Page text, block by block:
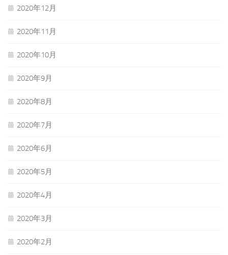
2020年12月
2020年11月
2020年10月
2020年9月
2020年8月
2020年7月
2020年6月
2020年5月
2020年4月
2020年3月
2020年2月